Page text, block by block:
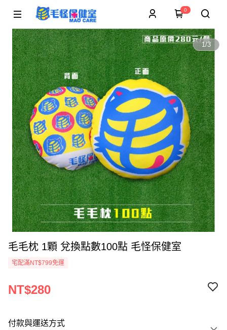
0
1/3
毛毛枕 1顆 兌換點數100點 毛怪保健室
宅配滿NT$799免運
NT$280
付款與運送方式